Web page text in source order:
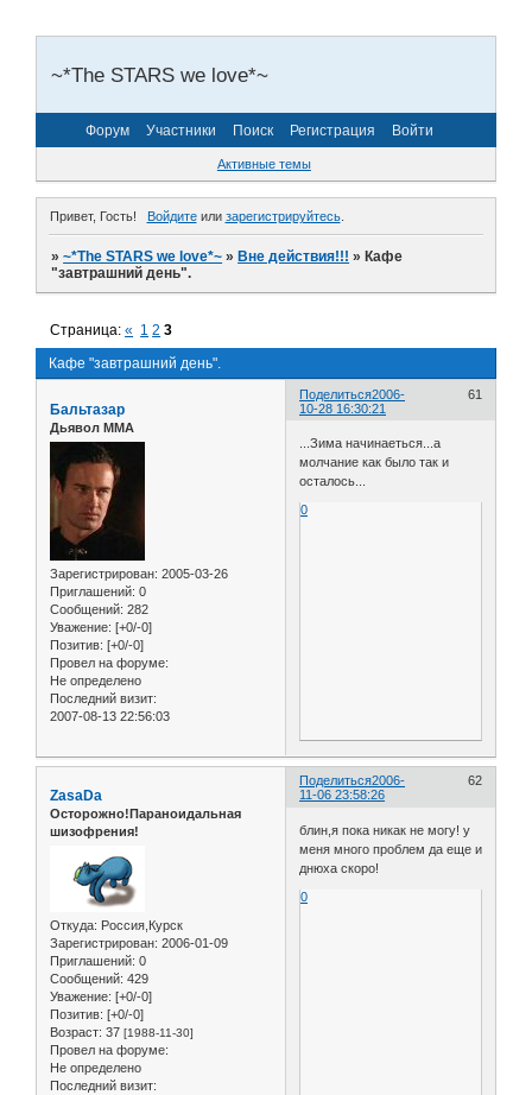
~*The STARS we love*~
Форум Участники Поиск Регистрация Войти
Активные темы
Привет, Гость! Войдитеили зарегистрируйтесь.
»~*The STARS we love*~ »Вне действия!!! »Кафе
"завтрашний день".
Кафе "завтрашний день".
Страница:« 1 2 3
Поделиться 61
2006-
10-28 16:30:21
Бальтазар
Дьявол ММА
Зарегистрирован: 2005-03-26
Приглашений: 0
Сообщений: 282
Уважение: [+0/-0]
Позитив: [+0/-0]
Провел на форуме:
Не определено
Последний визит:
2007-08-13 22:56:03
...Зима начинаеться...а
молчание как было так и
осталось...
0
Поделиться 62
2006-
11-06 23:58:26
ZasaDa
Осторожно!Параноидальная
шизофрения!
Откуда: Россия,Курск
Зарегистрирован: 2006-01-09
Приглашений: 0
Сообщений: 429
Уважение: [+0/-0]
Позитив: [+0/-0]
Возраст: 37 [1988-11-30]
Провел на форуме:
Не определено
Последний визит:
блин,я пока никак не могу! у
меня много проблем да еще и
днюха скоро!
0